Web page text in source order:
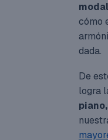
cómo
dada.
De
logra
piano,